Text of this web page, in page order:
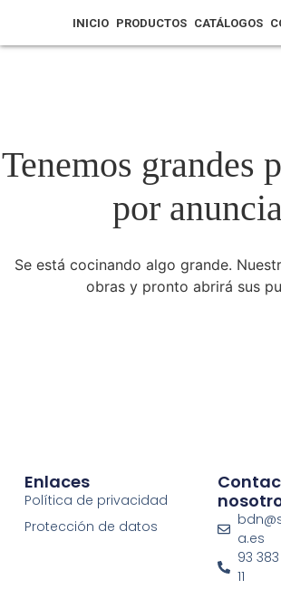
INICIO PRODUCTOS CATÁLOGOS
Tenemos grandes
por
Se está cocinando algo grande.
obras y pronto abrirá sus
Enlaces
Política de privacidad
Protección de datos
a.es
93 383
11